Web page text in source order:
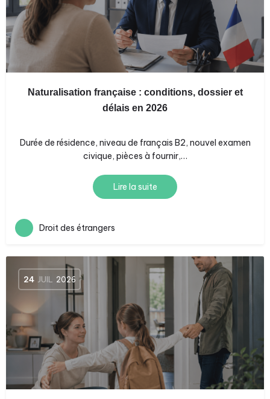
Naturalisation française : conditions, dossier et
délais en 2026
Durée de résidence, niveau de français B2, nouvel examen
civique, pièces à fournir,…
Lire la suite
Droit des étrangers
24 JUIL 2026